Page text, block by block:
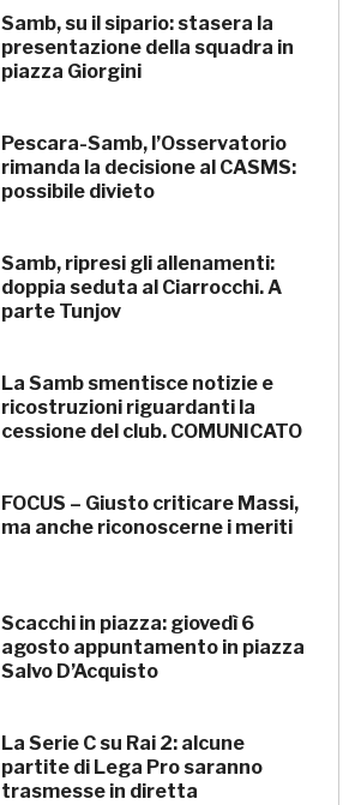
Samb, su il sipario: stasera la
presentazione della squadra in
piazza Giorgini
Pescara-Samb, l’Osservatorio
rimanda la decisione al CASMS:
possibile divieto
Samb, ripresi gli allenamenti:
doppia seduta al Ciarrocchi. A
parte Tunjov
La Samb smentisce notizie e
ricostruzioni riguardanti la
cessione del club. COMUNICATO
FOCUS – Giusto criticare Massi,
ma anche riconoscerne i meriti
Scacchi in piazza: giovedì 6
agosto appuntamento in piazza
Salvo D’Acquisto
La Serie C su Rai 2: alcune
partite di Lega Pro saranno
trasmesse in diretta